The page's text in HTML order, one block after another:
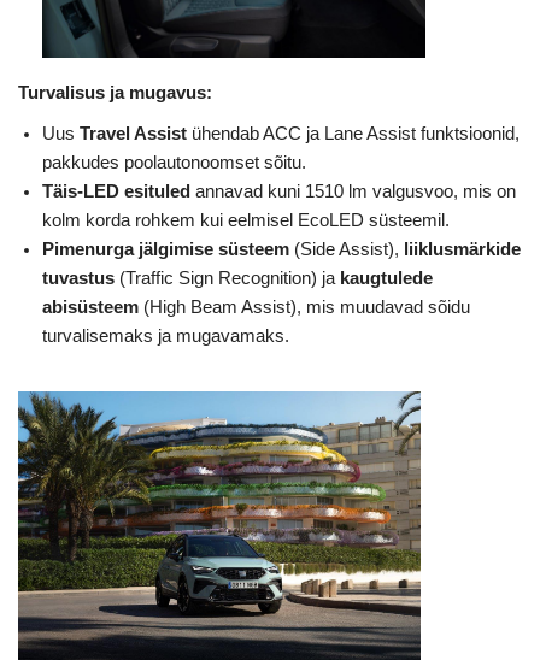
Turvalisus ja mugavus:
Uus Travel Assist ühendab ACC ja Lane Assist funktsioonid,
pakkudes poolautonoomset sõitu.
Täis-LED esituled annavad kuni 1510 lm valgusvoo, mis on
kolm korda rohkem kui eelmisel EcoLED süsteemil.
Pimenurga jälgimise süsteem (Side Assist),
liiklusmärkide
tuvastus (Traffic Sign Recognition) ja kaugtulede
abisüsteem (High Beam Assist), mis muudavad sõidu
turvalisemaks ja mugavamaks.